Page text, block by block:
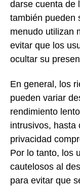
darse cuenta de
también pueden
menudo utilizan
evitar que los
ocultar su
En general, los
pueden variar
rendimiento
intrusivos, hasta
privacidad
Por lo tanto, los
cautelosos al
para evitar que